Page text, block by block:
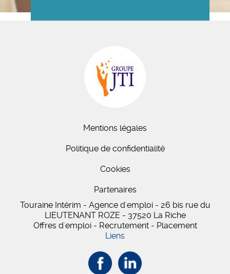
Mentions légales
Politique de confidentialité
Cookies
Partenaires
Touraine Intérim - Agence d'emploi - 26 bisrue du
LIEUTENANT ROZE - 37520 La Riche
Offres d'emploi - Recrutement - Placement
Liens